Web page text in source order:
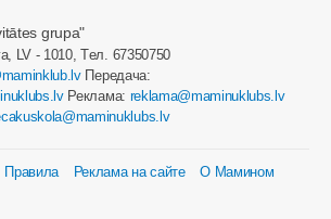
grupa"
LV - 1010, Tел. 67350750
Передача:
Реклама: reklama@maminuklubs.lv
Правила Реклама на сайте
О Мамином